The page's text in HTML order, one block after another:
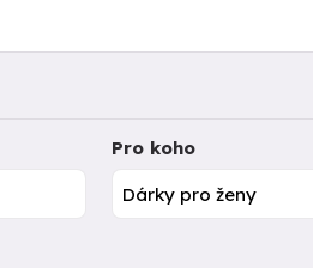
Pro koho